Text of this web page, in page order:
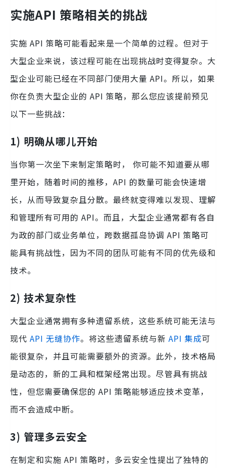
实施API 策略相关的挑战
实施 API 策略可能看起来是一个简单的过程。但对于
大型企业来说，该过程可能在出现挑战时变得复杂。大
型企业可能已经在不同部门使用大量 API。所以，如果
你在负责大型企业的 API 策略，那么您应该提前预见
以下一些挑战：
1) 明确从哪儿开始
当你第一次坐下来制定策略时， 你可能不知道要从哪
里开始，随着时间的推移，API 的数量可能会快速增
长，从而导致复杂且分散。最终就变得难以发现、理解
和管理所有可用的 API。而且，大型企业通常都有各自
为政的部门或业务单位，跨数据孤岛协调 API 策略可
能具有挑战性，因为不同的团队可能有不同的优先级和
技术。
2) 技术复杂性
大型企业通常拥有多种遗留系统，这些系统可能无法与
现代 API 无缝协作。将这些遗留系统与新 API 集成可
能很复杂，并且可能需要额外的资源。此外，技术格局
是动态的，新的工具和框架经常出现。尽管具有挑战
性，但您需要确保您的 API 策略能够适应技术变革，
而不会造成中断。
3) 管理多云安全
在制定和实施 API 策略时，多云安全性提出了独特的